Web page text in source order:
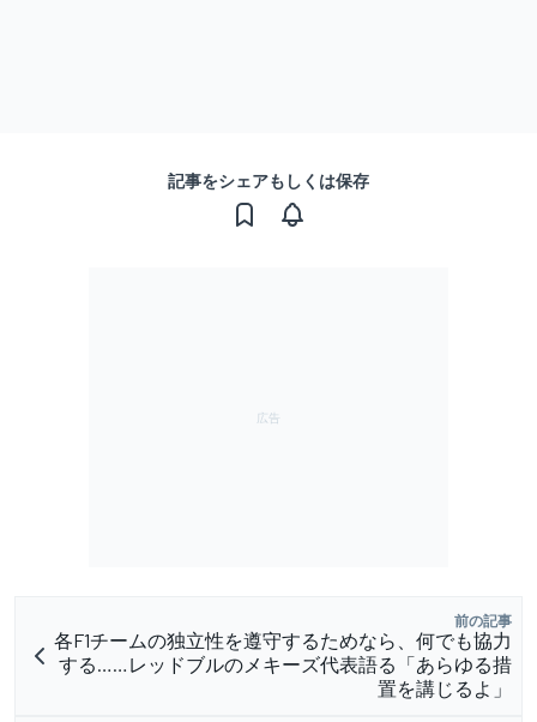
記事をシェアもしくは保存
前の記事
各F1チームの独立性を遵守するためなら、何でも協力
する……レッドブルのメキーズ代表語る「あらゆる措
置を講じるよ」